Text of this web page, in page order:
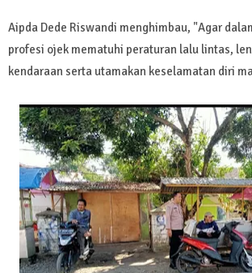
Aipda Dede Riswandi menghimbau, "Agar
profesi ojek mematuhi peraturan lalu lintas,
kendaraan serta utamakan keselamatan diri